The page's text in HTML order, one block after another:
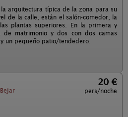
arquitectura típica de la zona para su
de la calle, están el salón-comedor, la
plantas superiores. En la primera y
de matrimonio y dos con dos camas
un pequeño patio/tendedero.
20 €
pers/noche